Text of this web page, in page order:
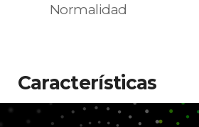
Normalidad
Características